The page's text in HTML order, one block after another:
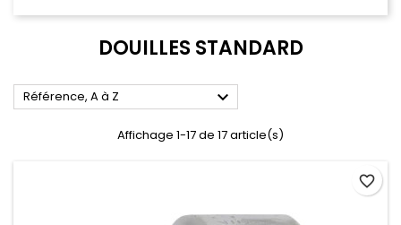
DOUILLES STANDARD
Référence, A à Z 
Affichage 1-17 de 17 article(s)
favorite_border